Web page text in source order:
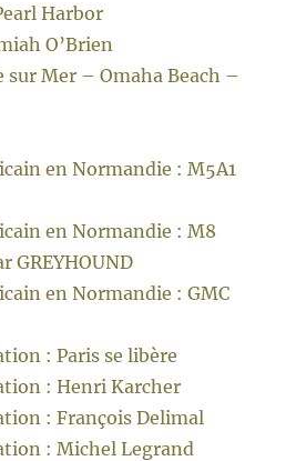
Harbor
O’Brien
sur Mer – Omaha Beach –
en Normandie : M5A1
en Normandie : M8
GREYHOUND
en Normandie : GMC
: Paris se libère
: Henri Karcher
: François Delimal
: Michel Legrand